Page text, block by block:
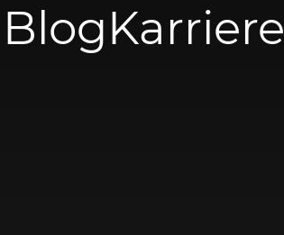
BlogKarriere